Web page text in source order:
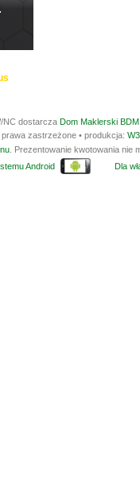
NC dostarcza Dom Maklerski
zastrzeżone • produkcja:
. Prezentowanie kwotowania
Android Dla